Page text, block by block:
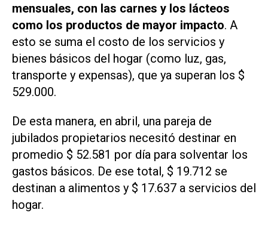
mensuales, con las carnes y los lácteos
como los productos de mayor impacto. A
esto se suma el costo de los servicios y
bienes básicos del hogar (como luz, gas,
transporte y expensas), que ya superan los $
529.000.
De esta manera, en abril, una pareja de
jubilados propietarios necesitó destinar en
promedio $ 52.581 por día para solventar los
gastos básicos. De ese total, $ 19.712 se
destinan a alimentos y $ 17.637 a servicios del
hogar.